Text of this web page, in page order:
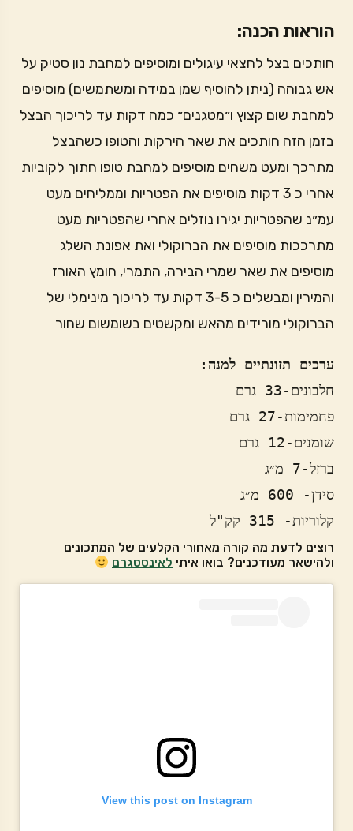
הוראות הכנה:
חותכים בצל לחצאי עיגולים ומוסיפים למחבת נון סטיק על
אש גבוהה (ניתן להוסיף שמן במידה ומשתמשים) מוסיפים
למחבת שום קצוץ ו״מטגנים״ כמה דקות עד לריכוך הבצל
בזמן הזה חותכים את שאר הירקות והטופו כשהבצל
מתרכך ומעט משחים מוסיפים למחבת טופו חתוך לקוביות
אחרי כ 3 דקות מוסיפים את הפטריות וממליחים מעט
עמ״נ שהפטריות יגירו נוזלים אחרי שהפטריות מעט
מתרככות מוסיפים את הברוקולי ואת אפונת השלג
מוסיפים את שאר שמרי הבירה, התמרי, חומץ האורז
והמירין ומבשלים כ 3-5 דקות עד לריכוך מינימלי של
הברוקולי מורידים מהאש ומקשטים בשומשום שחור
ערכים תזונתיים למנה:
קלוריות- 315 קק"ל
רוצים לדעת מה קורה מאחורי הקלעים של המתכונים
ולהישאר מעודכנים? בואו איתי לאינסטגרם
View this post on Instagram